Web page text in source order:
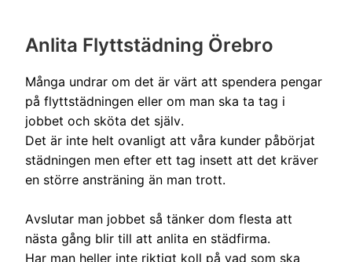
✔Vattenlåset öppnas och rengörs invändigt.
✔ (Obs! Vi monterar ej isär rör eller liknande för
invändig rengöring, djupare rengöring utförs
av spolfirma.)
(Kan tilläggas mot timdebitering).
✔
✔Utsida på fönsterbleck
(Endast på balkongen om tillval av balkong
gjorts).
✔ Rengöring mellan glas där fönster ej går att
✔Rengöring av trasiga fönster.
✔ Bortforsling av skräp eller lösa föremål som
Anlita Flyttstädning Örebro
Många undrar om det är värt att spendera pengar
på flyttstädningen eller om man ska ta tag i
jobbet och sköta det själv.
Det är inte helt ovanligt att våra kunder påbörjat
städningen men efter ett tag insett att det kräver
en större ansträning än man trott.
Avslutar man jobbet så tänker dom flesta att
nästa gång blir till att anlita en städfirma.
Har man heller inte riktigt koll på vad som ska